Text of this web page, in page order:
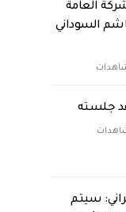
العامة
السوداني
جلسته
سيتم